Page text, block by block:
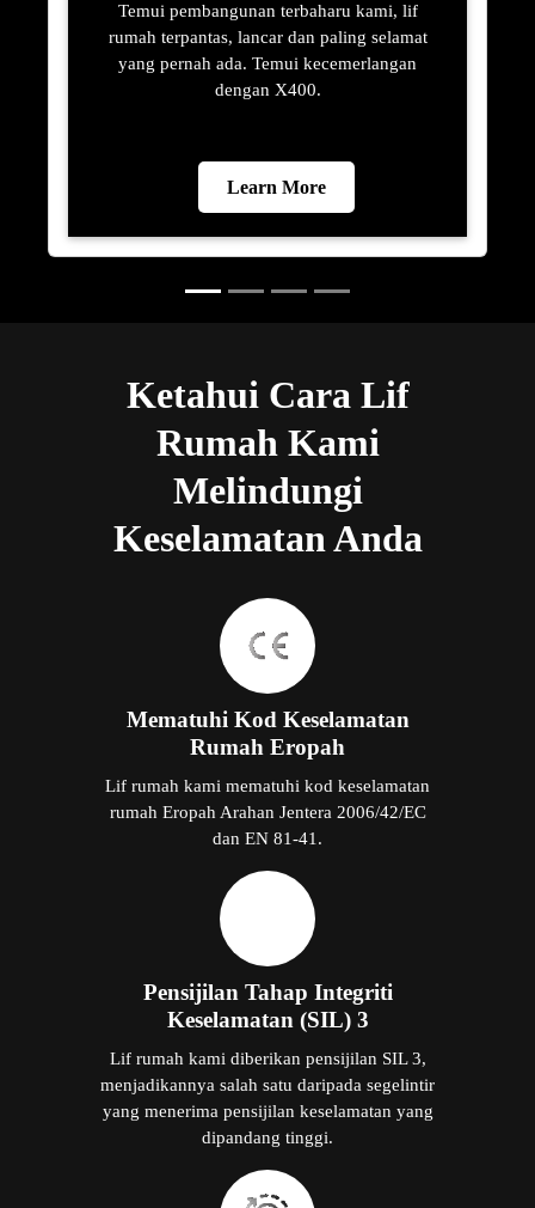
Temui pembangunan terbaharu kami, lif
rumah terpantas, lancar dan paling selamat
yang pernah ada. Temui kecemerlangan
dengan X400.
Learn More
Ketahui Cara Lif
Rumah Kami
Melindungi
Keselamatan Anda
Mematuhi Kod Keselamatan
Rumah Eropah
Lif rumah kami mematuhi kod keselamatan
rumah Eropah Arahan Jentera 2006/42/EC
dan EN 81-41.
Pensijilan Tahap Integriti
Keselamatan (SIL) 3
Lif rumah kami diberikan pensijilan SIL 3,
menjadikannya salah satu daripada segelintir
yang menerima pensijilan keselamatan yang
dipandang tinggi.